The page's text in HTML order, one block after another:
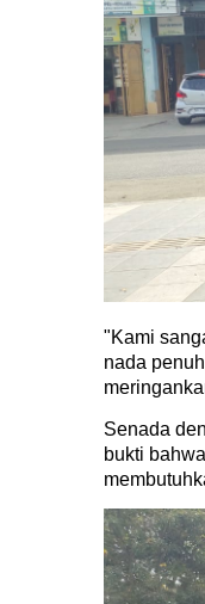
"Kami
nada
Senada
bukti